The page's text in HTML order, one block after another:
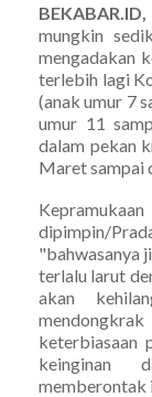
mungkin
mengadakan
terlebih lagi
(anak umur 7
umur 11
dalam pekan
Maret sampai
dipimpin/
"bahwasanya
terlalu larut
akan
keterbiasaan
keinginan
memberontak